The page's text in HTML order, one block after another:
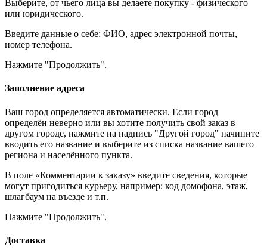
Выберите, от чьего лица вы делаете покупку - физического
или юридического.
Введите данные о себе: ФИО, адрес электронной почты,
номер телефона.
Нажмите "Продолжить".
Заполнение адреса
Ваш город определяется автоматически. Если город
определён неверно или вы хотите получить свой заказ в
другом городе, нажмите на надпись "Другой город" начините
вводить его название и выберите из списка название вашего
региона и населённого пункта.
В поле «Комментарии к заказу» введите сведения, которые
могут пригодиться курьеру, например: код домофона, этаж,
шлагбаум на въезде и т.п.
Нажмите "Продолжить".
Доставка